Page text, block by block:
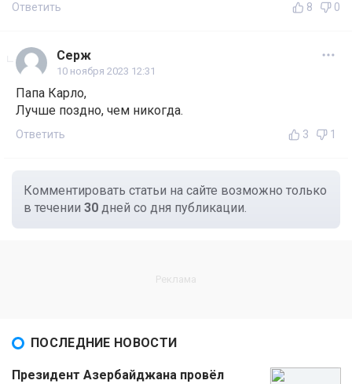
Ответить 8 0
Серж
10 ноября 2023 12:31
Папа Карло,
Лучше поздно, чем никогда.
Ответить 3 1
Комментировать статьи на сайте возможно только
в течении 30 дней со дня публикации.
ПОСЛЕДНИЕ НОВОСТИ
Президент Азербайджана провёл